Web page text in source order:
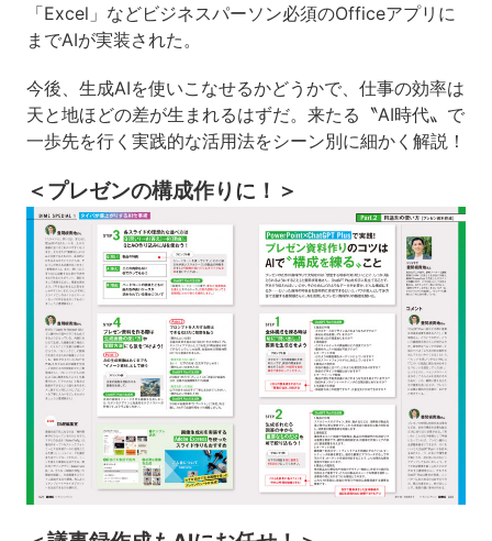
「Excel」などビジネスパーソン必須のOfficeアプリに
までAIが実装された。
今後、生成AIを使いこなせるかどうかで、 仕事の効率は
天と地ほどの差が生まれるはずだ。 来たる〝AI時代〟で
一歩先を行く 実践的な活用法をシーン別に細かく解説！
＜プレゼンの構成作りに！＞